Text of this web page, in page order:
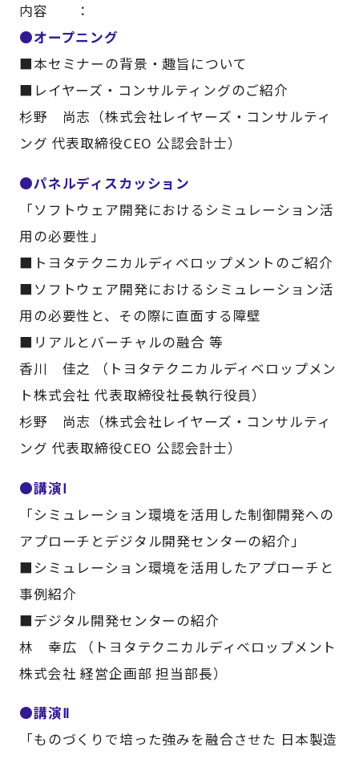
内容 ：
●オープニング
■本セミナーの背景・趣旨について
■レイヤーズ・コンサルティングのご紹介
杉野 尚志（株式会社レイヤーズ・コンサルティ
ング 代表取締役CEO 公認会計士）
●パネルディスカッション
「ソフトウェア開発におけるシミュレーション活
用の必要性」
■トヨタテクニカルディベロップメントのご紹介
■ソフトウェア開発におけるシミュレーション活
用の必要性と、その際に直面する障壁
■リアルとバーチャルの融合 等
香川 佳之 （トヨタテクニカルディベロップメン
ト株式会社 代表取締役社長執行役員）
杉野 尚志（株式会社レイヤーズ・コンサルティ
ング 代表取締役CEO 公認会計士）
●講演Ⅰ
「シミュレーション環境を活用した制御開発への
アプローチとデジタル開発センターの紹介」
■シミュレーション環境を活用したアプローチと
事例紹介
■デジタル開発センターの紹介
林 幸広 （トヨタテクニカルディベロップメント
株式会社 経営企画部 担当部長）
●講演Ⅱ
「ものづくりで培った強みを融合させた 日本製造